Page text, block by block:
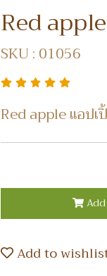
Red
SKU : 01056
Red apple แอปเ
Add to